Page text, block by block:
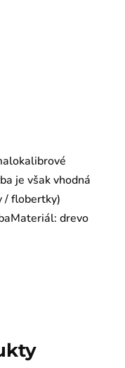
je však vhodná
/ flobertky)
drevo